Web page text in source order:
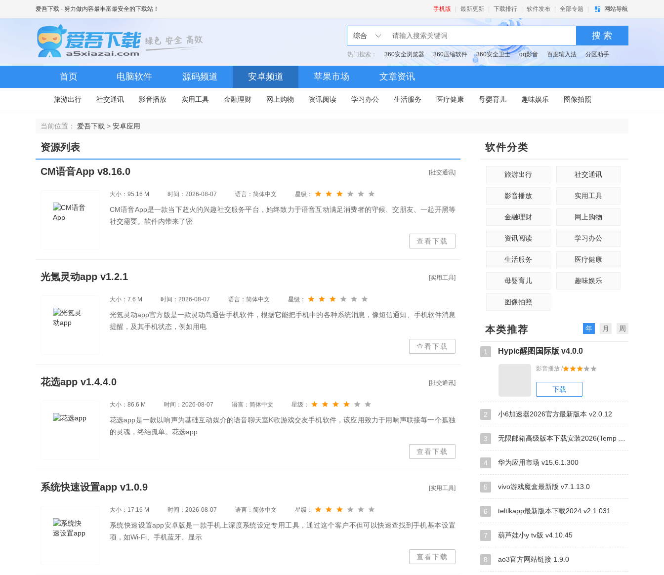
爱吾下载 - 努力做内容最丰富最安全的下载站！ 手机版 最新更新 下载排行 软件发布 全部专题 网站导航
综合 搜 索
热门搜索： 360安全浏览器 360压缩软件 360安全卫士 qq影音 百度输入法 分区助手
首页 电脑软件 源码频道 安卓频道 苹果市场 文章资讯
旅游出行 社交通讯 影音播放 实用工具 金融理财 网上购物 资讯阅读 学习办公 生活服务 医疗健康 母婴育儿 趣味娱乐 图像拍照
当前位置： 爱吾下载 > 安卓应用
资源列表
[社交通讯]
CM语音App v8.16.0
大小：95.16 M 时间：2026-08-07 语言：简体中文 星级：
CM语音App是一款当下超火的兴趣社交服务平台，始终致力于语音互动满足消费者的守候、交朋友、一起开黑等
社交需要。软件内带来了密
查看下载
[实用工具]
光氪灵动app v1.2.1
大小：7.6 M 时间：2026-08-07 语言：简体中文 星级：
光氪灵动app官方版是一款灵动岛通告手机软件，根据它能把手机中的各种系统消息，像短信通知、手机软件消息
提醒，及其手机状态，例如用电
查看下载
[社交通讯]
花选app v1.4.4.0
大小：86.6 M 时间：2026-08-07 语言：简体中文 星级：
花选app是一款以响声为基础互动媒介的语音聊天室K歌游戏交友手机软件，该应用致力于用响声联接每一个孤独
的灵魂，终结孤单。花选app
查看下载
[实用工具]
系统快速设置app v1.0.9
大小：17.16 M 时间：2026-08-07 语言：简体中文 星级：
系统快速设置app安卓版是一款手机上深度系统设定专用工具，通过这个客户不但可以快速查找到手机基本设置
项，如Wi-Fi、手机蓝牙、显示
查看下载
软件分类
旅游出行 社交通讯
影音播放 实用工具
金融理财 网上购物
资讯阅读 学习办公
生活服务 医疗健康
母婴育儿 趣味娱乐
图像拍照
本类推荐 年 月 周
1 Hypic醒图国际版 v4.0.0
影音播放 /
下载
2 小6加速器2026官方最新版本 v2.0.12
3 无限邮箱高级版本下载安装2026(Temp Mail) v4.00
4 华为应用市场 v15.6.1.300
5 vivo游戏魔盒最新版 v7.1.13.0
6 teltlkapp最新版本下载2024 v2.1.031
7 葫芦娃小y tv版 v4.10.45
8 ao3官方网站链接 1.9.0